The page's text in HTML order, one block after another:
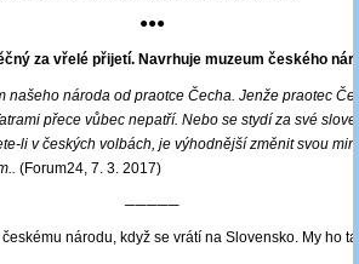
●●●
za vřelé přijetí. Navrhuje muzeum českého
našeho národa od praotce Čecha. Jenže praotec
přece vůbec nepatří. Nebo se stydí za své
v českých volbách, je výhodnější změnit svou
(Forum24, 7. 3. 2017)
─────
národu, když se vrátí na Slovensko. My ho